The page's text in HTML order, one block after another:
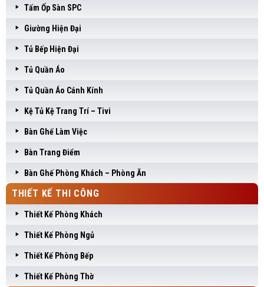
Tấm Ốp Sàn SPC
Giường Hiện Đại
Tủ Bếp Hiện Đại
Tủ Quần Áo
Tủ Quần Áo Cánh Kính
Kệ Tủ Kệ Trang Trí – Tivi
Bàn Ghế Làm Việc
Bàn Trang Điểm
Bàn Ghế Phòng Khách – Phòng Ăn
THIẾT KẾ THI CÔNG
Thiết Kế Phòng Khách
Thiết Kế Phòng Ngủ
Thiết Kế Phòng Bếp
Thiết Kế Phòng Thờ